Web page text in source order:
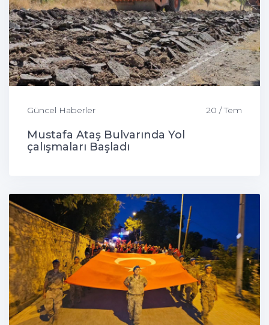
Güncel Haberler 20 / Tem
Mustafa Ataş Bulvarında Yol
çalışmaları Başladı